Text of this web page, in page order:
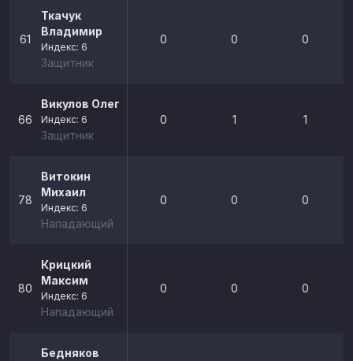
61
Ткачук
Владимир
Индекс: 6
Защитник
0 0 0
66
Викулов Олег
Индекс: 6
Защитник
0 1 1
78
Витокин
Михаил
Индекс: 6
Нападающий
0 0 0
80
Крицкий
Максим
Индекс: 6
Нападающий
0 0 0
Бедняков